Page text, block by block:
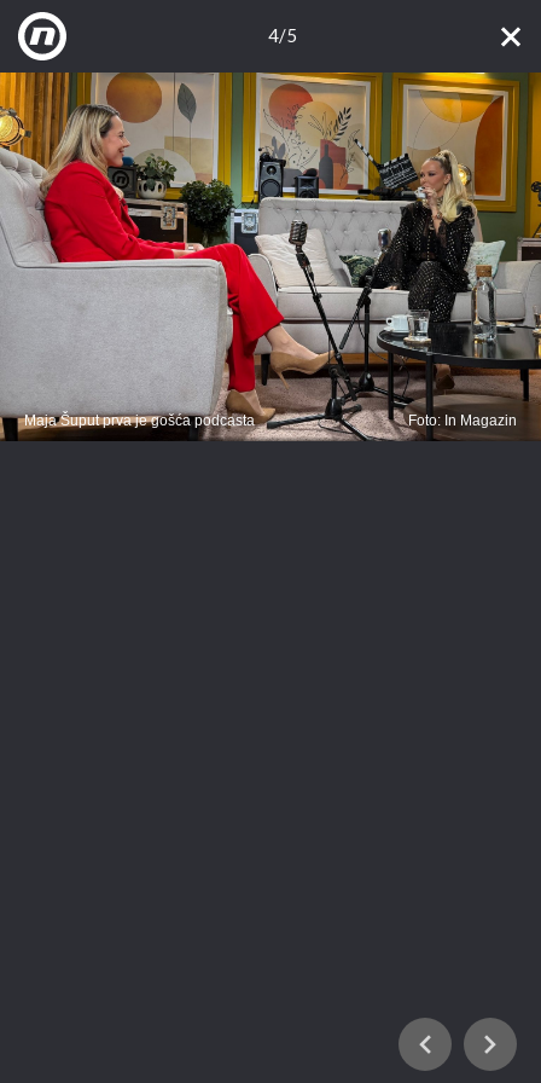
4/5
Maja Šuput prva je gošća podcasta Foto: In Magazin